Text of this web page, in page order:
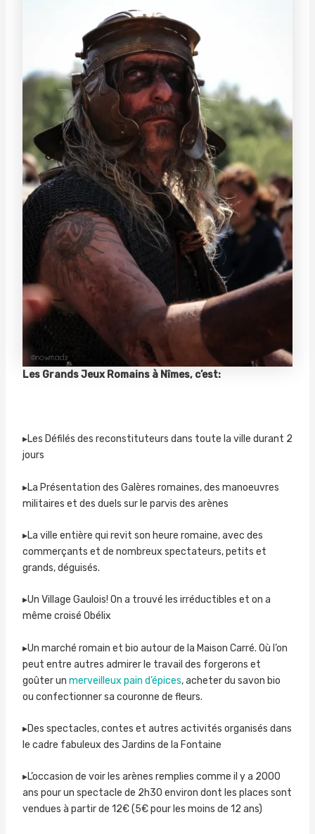
Les Grands Jeux Romains à Nîmes, c’est:
▸Les Défilés des reconstituteurs dans toute la ville durant 2
jours
▸La Présentation des Galères romaines, des manoeuvres
militaires et des duels sur le parvis des arènes
▸La ville entière qui revit son heure romaine, avec des
commerçants et de nombreux spectateurs, petits et
grands, déguisés.
▸Un Village Gaulois! On a trouvé les irréductibles et on a
même croisé Obélix
▸Un marché romain et bio autour de la Maison Carré. Où l’on
peut entre autres admirer le travail des forgerons et
goûter un merveilleux pain d’épices, acheter du savon bio
ou confectionner sa couronne de fleurs.
▸Des spectacles, contes et autres activités organisés dans
le cadre fabuleux des Jardins de la Fontaine
▸L’occasion de voir les arènes remplies comme il y a 2000
ans pour un spectacle de 2h30 environ dont les places sont
vendues à partir de 12€ (5€ pour les moins de 12 ans)